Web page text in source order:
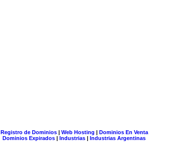
Registro de Dominios| Web Hosting | Dominios En Venta
Dominios Expirados | Industrias | Industrias Argentinas